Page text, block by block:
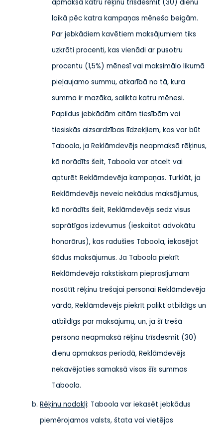
apmaksā katru rēķinu trīsdesmit (30) dienu
laikā pēc katra kampaņas mēneša beigām.
Par jebkādiem kavētiem maksājumiem tiks
uzkrāti procenti, kas vienādi ar pusotru
procentu (1,5%) mēnesī vai maksimālo likumā
pieļaujamo summu, atkarībā no tā, kura
summa ir mazāka, salikta katru mēnesi.
Papildus jebkādām citām tiesībām vai
tiesiskās aizsardzības līdzekļiem, kas var būt
Taboola, ja Reklāmdevējs neapmaksā rēķinus,
kā norādīts šeit, Taboola var atcelt vai
apturēt Reklāmdevēja kampaņas. Turklāt, ja
Reklāmdevējs neveic nekādus maksājumus,
kā norādīts šeit, Reklāmdevējs sedz visus
saprātīgos izdevumus (ieskaitot advokātu
honorārus), kas radušies Taboola, iekasējot
šādus maksājumus. Ja Taboola piekrīt
Reklāmdevēja rakstiskam pieprasījumam
nosūtīt rēķinu trešajai personai Reklāmdevēja
vārdā, Reklāmdevējs piekrīt palikt atbildīgs un
atbildīgs par maksājumu, un, ja šī trešā
persona neapmaksā rēķinu trīsdesmit (30)
dienu apmaksas periodā, Reklāmdevējs
nekavējoties samaksā visas šīs summas
Taboola.
Rēķinu nodokļi: Taboola var iekasēt jebkādus
piemērojamos valsts, štata vai vietējos